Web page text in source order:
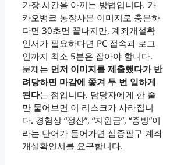
가장 시간을 아끼는 방법입니다. 카
카오뱅크 통장사본 이미지로 충분하
다면 30초면 끝나지만, 계좌개설확
인서가 필요하다면 PC 접속과 로그
인까지 최소 5분은 잡아야 합니다.
문제는 먼저 이미지를 제출했다가 반
려당하면 마감에 쫓겨 두 번 일하게
된다는 점입니다. 담당자에게 한 줄
만 물어보면 이 리스크가 사라집니
다. 경험상 “정산”, “지원금”, “증빙”이
라는 단어가 들어가면 십중팔구 계좌
개설확인서를 요구합니다.